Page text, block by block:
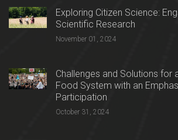
Exploring Citizen Science:
Scientific Research
November 01, 2024
Challenges and Solutions for
Food System with an
Participation
October 31, 2024